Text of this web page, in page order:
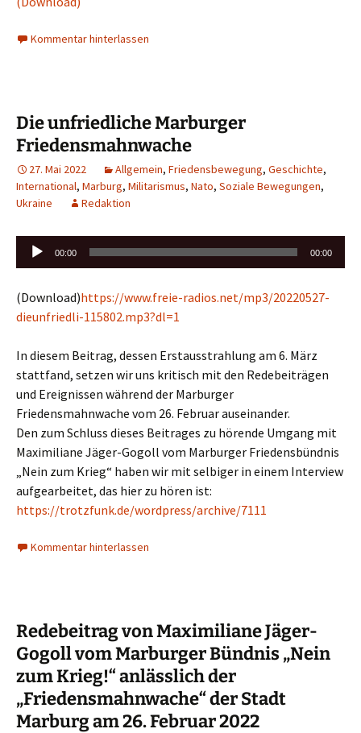
Kommentar hinterlassen
Die unfriedliche Marburger
Friedensmahnwache
27. Mai 2022 Allgemein, Friedensbewegung, Geschichte,
International, Marburg, Militarismus, Nato, Soziale Bewegungen,
Ukraine
Redaktion
Audio-
Player
00:00 00:00
(Download)https://www.freie-radios.net/mp3/20220527-
dieunfriedli-115802.mp3?dl=1
In diesem Beitrag, dessen Erstausstrahlung am 6. März
stattfand, setzen wir uns kritisch mit den Redebeiträgen
und Ereignissen während der Marburger
Friedensmahnwache vom 26. Februar auseinander.
Den zum Schluss dieses Beitrages zu hörende Umgang mit
Maximiliane Jäger-Gogoll vom Marburger Friedensbündnis
„Nein zum Krieg“ haben wir mit selbiger in einem Interview
aufgearbeitet, das hier zu hören ist:
https://trotzfunk.de/wordpress/archive/7111
Kommentar hinterlassen
Redebeitrag von Maximiliane Jäger-
Gogoll vom Marburger Bündnis „Nein
zum Krieg!“ anlässlich der
„Friedensmahnwache“ der Stadt
Marburg am 26. Februar 2022